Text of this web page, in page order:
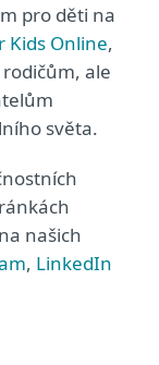
pro děti na
Kids Online,
ale
světa.
našich
, LinkedIn